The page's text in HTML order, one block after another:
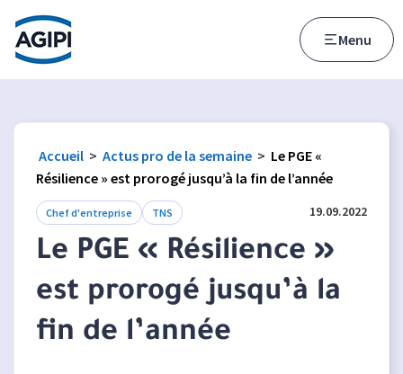
Accès au menu
Accès au contenu principal
Menu
Accueil > Actus pro de la semaine > Le PGE «
Résilience » est prorogé jusqu’à la fin de l’année
Chef d'entreprise TNS 19.09.2022
Le PGE « Résilience »
est prorogé jusqu’à la
fin de l’année